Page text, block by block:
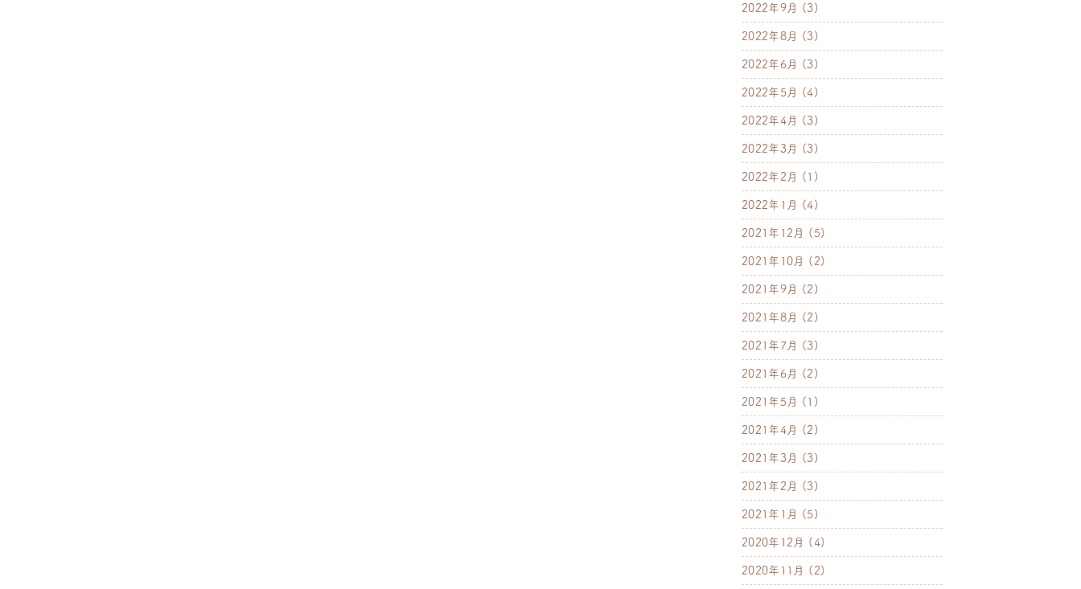
2022年9月 (3)
2022年8月 (3)
2022年6月 (3)
2022年5月 (4)
2022年4月 (3)
2022年3月 (3)
2022年2月 (1)
2022年1月 (4)
2021年12月 (5)
2021年10月 (2)
2021年9月 (2)
2021年8月 (2)
2021年7月 (3)
2021年6月 (2)
2021年5月 (1)
2021年4月 (2)
2021年3月 (3)
2021年2月 (3)
2021年1月 (5)
2020年12月 (4)
2020年11月 (2)